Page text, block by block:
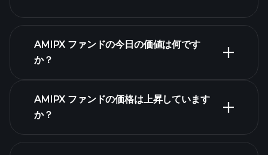
AMIPX ファンドの今日の価値は何です
か？
AMIPX ファンドの価格は上昇しています
か？